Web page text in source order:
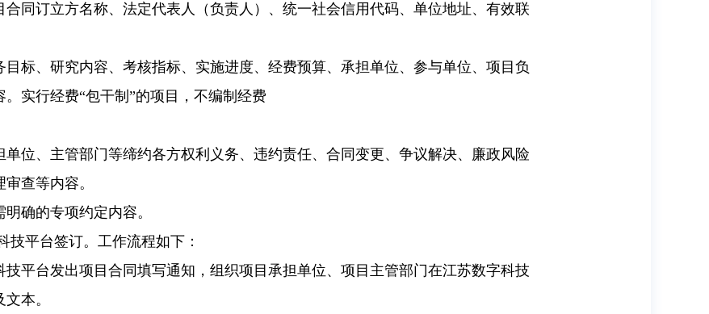
合同订立方名称、法定代表人（负责人）、统一社会信用代码、单位地址、有效联
目标、研究内容、考核指标、实施进度、经费预算、承担单位、参与单位、项目负
实行经费“包干制”的项目，不编制经费
单位、主管部门等缔约各方权利义务、违约责任、合同变更、争议解决、廉政风险
查等内容。
确的专项约定内容。
技平台签订。工作流程如下：
技平台发出项目合同填写通知，组织项目承担单位、项目主管部门在江苏数字科技
本。